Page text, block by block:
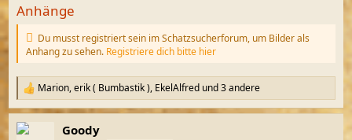
Anhänge
Du musst registriert sein im Schatzsucherforum, um Bilder als
Anhang zu sehen. Registriere dich bitte hier
R
e
a
k
Marion,erik ( Bumbastik ), EkelAlfred und 3 andere
Goody